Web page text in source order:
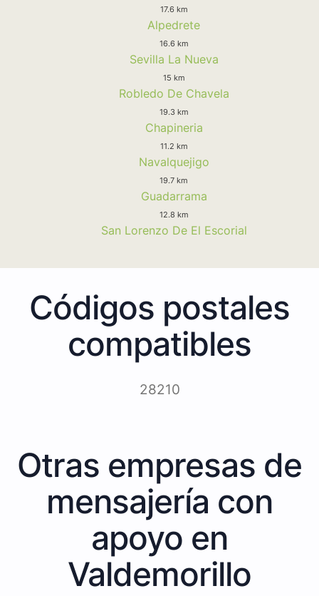
17.6 km
Alpedrete
16.6 km
Sevilla La Nueva
15 km
Robledo De Chavela
19.3 km
Chapineria
11.2 km
Navalquejigo
19.7 km
Guadarrama
12.8 km
San Lorenzo De El Escorial
Códigos postales
compatibles
28210
Otras empresas de
mensajería con
apoyo en
Valdemorillo